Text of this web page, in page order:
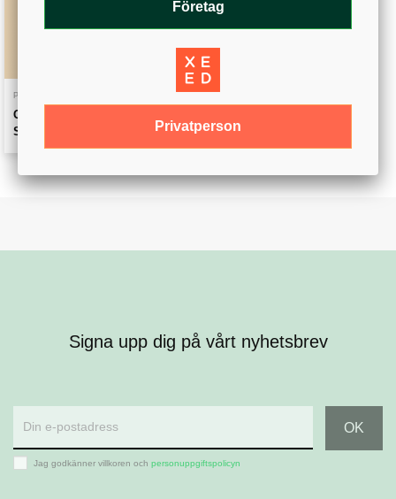
PAKETERBJUDANDE!
Gödsel, Gräsfrö & Färg -
Startpaket
Signa upp dig på vårt nyhetsbrev
Jag godkänner villkoren och personuppgiftspolicyn
Företag
Privatperson